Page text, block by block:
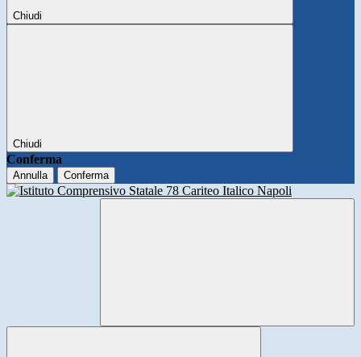
Chiudi
Chiudi
Conferma
Annulla Conferma